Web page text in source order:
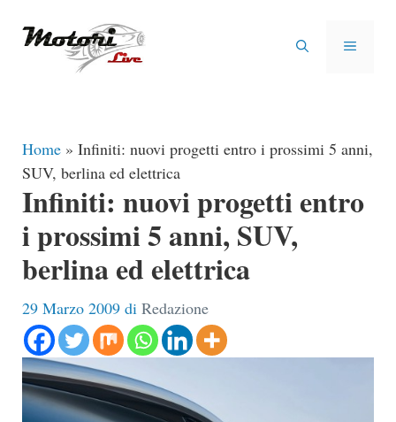
MENU
Home » Infiniti: nuovi progetti entro i prossimi 5 anni,
SUV, berlina ed elettrica
Infiniti: nuovi progetti entro
i prossimi 5 anni, SUV,
berlina ed elettrica
29 Marzo 2009 di Redazione